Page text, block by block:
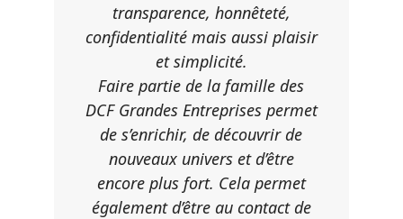
transparence, honnêteté,
confidentialité mais aussi plaisir
et simplicité.
Faire partie de la famille des
DCF Grandes Entreprises permet
de s’enrichir, de découvrir de
nouveaux univers et d’être
encore plus fort. Cela permet
également d’être au contact de